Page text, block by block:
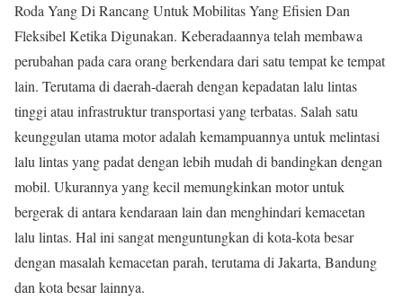
Roda Yang Di Rancang Untuk Mobilitas Yang Efisien Dan
Fleksibel Ketika Digunakan. Keberadaannya telah membawa
perubahan pada cara orang berkendara dari satu tempat ke tempat
lain. Terutama di daerah-daerah dengan kepadatan lalu lintas
tinggi atau infrastruktur transportasi yang terbatas. Salah satu
keunggulan utama motor adalah kemampuannya untuk melintasi
lalu lintas yang padat dengan lebih mudah di bandingkan dengan
mobil. Ukurannya yang kecil memungkinkan motor untuk
bergerak di antara kendaraan lain dan menghindari kemacetan
lalu lintas. Hal ini sangat menguntungkan di kota-kota besar
dengan masalah kemacetan parah, terutama di Jakarta, Bandung
dan kota besar lainnya.